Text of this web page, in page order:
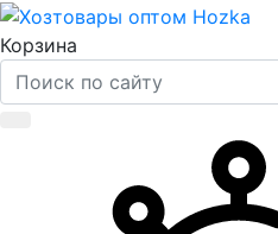
Корзина